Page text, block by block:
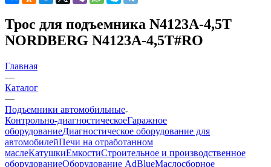
Трос для подъемника N4123A-4,5T
NORDBERG N4123A-4,5T#RO
Главная
—
Каталог
—
Подъемники автомобильные
Контрольно-диагностическоеГаражное
оборудованиеДиагностическое оборудование для
автомобилейПечи на отработанном
маслеКатушкиЕмкостиСтроительное и производственное
оборудованиеОборудование AdBlueМаслосборное